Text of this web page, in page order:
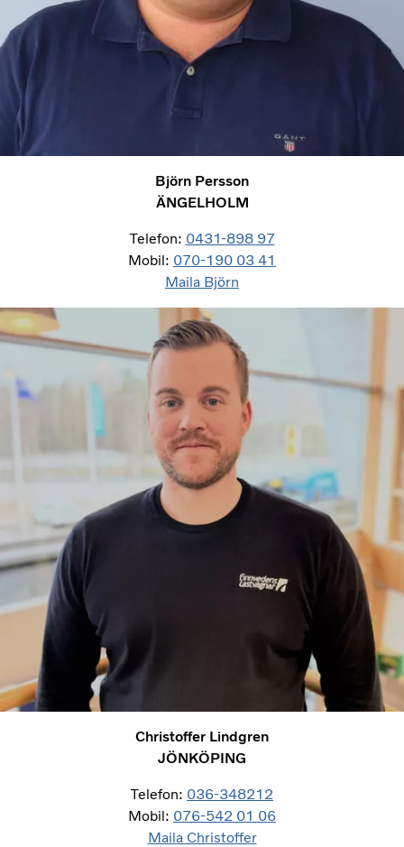
Björn Persson
ÄNGELHOLM
Telefon: 0431-898 97
Mobil: 070-190 03 41
Maila Björn
Christoffer Lindgren
JÖNKÖPING
Telefon: 036-348212
Mobil: 076-542 01 06
Maila Christoffer